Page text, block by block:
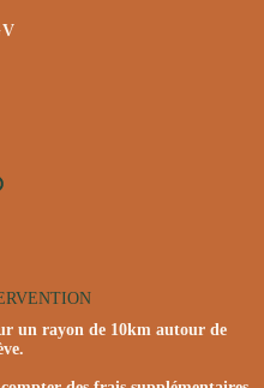
un rayon de 10km autour de